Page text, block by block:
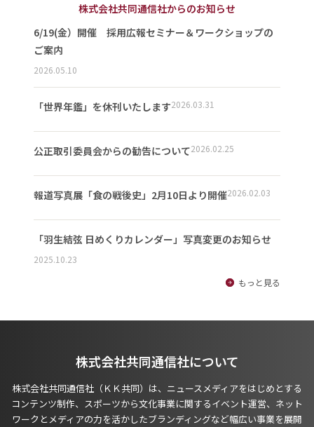
株式会社共同通信社からのお知らせ
6/19(金）開催 採用広報セミナー＆ワークショップの
ご案内
2026.05.10
「世界年鑑」を休刊いたします2026.03.31
公正取引委員会からの勧告について2026.02.25
報道写真展「食の戦後史」2月10日より開催2026.02.03
「羽生結弦 日めくりカレンダー」写真変更のお知らせ
2025.10.23
もっと見る
株式会社共同通信社について
株式会社共同通信社（ＫＫ共同）は、ニュースメディアをはじめとする
コンテンツ制作、スポーツから文化事業に関するイベント運営、ネット
ワークとメディアの力を活かしたブランディングなど幅広い事業を展開